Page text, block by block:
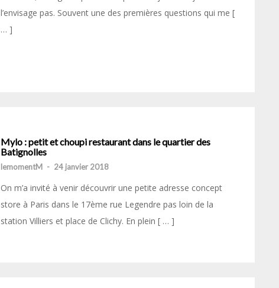
l’envisage pas. Souvent une des premières questions qui me [
… ]
Mylo : petit et choupi restaurant dans le quartier des
Batignolles
lemomentM - 24 janvier 2018
On m’a invité à venir découvrir une petite adresse concept
store à Paris dans le 17ème rue Legendre pas loin de la
station Villiers et place de Clichy. En plein [ … ]